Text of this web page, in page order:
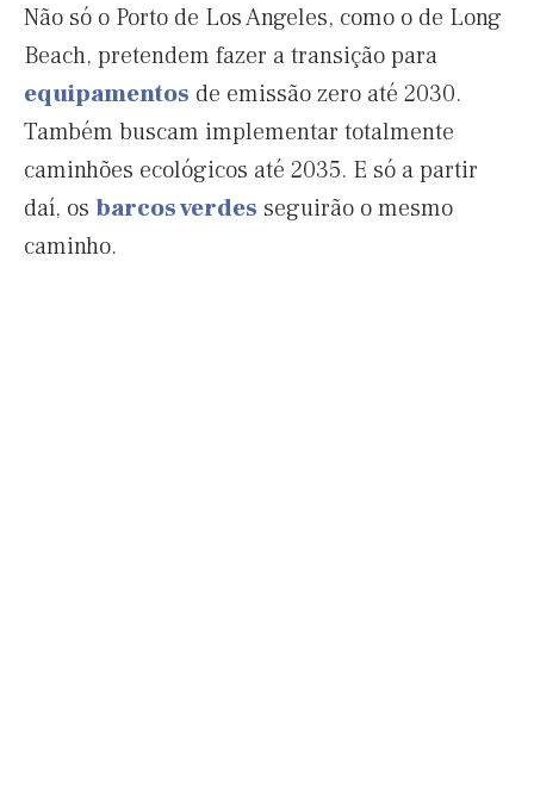
Não só o Porto de Los Angeles, como o de Long
Beach, pretendem fazer a transição para
equipamentos de emissão zero até 2030.
Também buscam implementar totalmente
caminhões ecológicos até 2035. E só a partir
daí, os barcos verdes seguirão o mesmo
caminho.